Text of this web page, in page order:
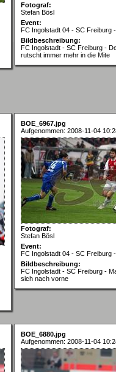
Fotograf:
Stefan Bösl
Event:
FC Ingolstadt 04 - SC Freiburg
Bildbeschreibung:
FC Ingolstadt - SC Freiburg -
rutscht immer mehr in die Mite
BOE_6967.jpg
Aufgenommen: 2008-11-04
Fotograf:
Stefan Bösl
Event:
FC Ingolstadt 04 - SC Freiburg
Bildbeschreibung:
FC Ingolstadt - SC Freiburg -
sich nach vorne
BOE_6880.jpg
Aufgenommen: 2008-11-04